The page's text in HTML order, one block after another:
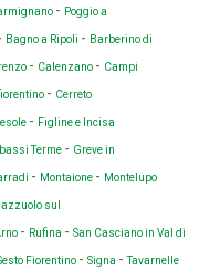
- Poggio a
Bagno a Ripoli - Barberino di
- Calenzano - Campi
- Cerreto
- Figline e Incisa
Terme - Greve in
- Montaione - Montelupo
sul
- Rufina - San Casciano in Val di
Fiorentino - Signa -Tavarnelle